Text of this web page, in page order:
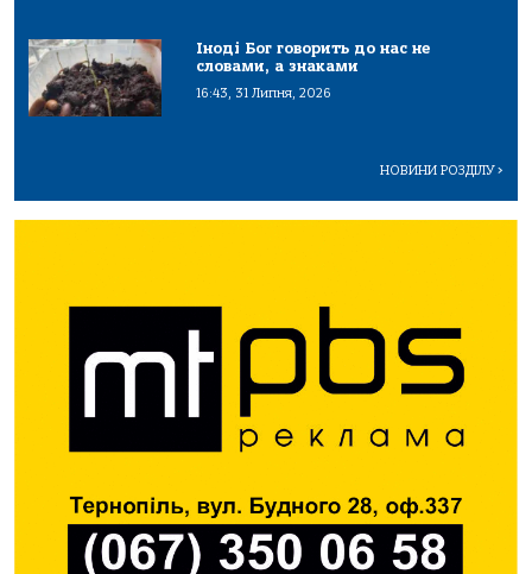
Іноді Бог говорить до нас не
словами, а знаками
16:43, 31 Липня, 2026
НОВИНИ РОЗДІЛУ>